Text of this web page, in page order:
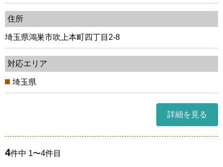
住所
埼玉県鴻巣市吹上本町四丁目2-8
対応エリア
埼玉県
詳細を見る
4件中 1〜4件目